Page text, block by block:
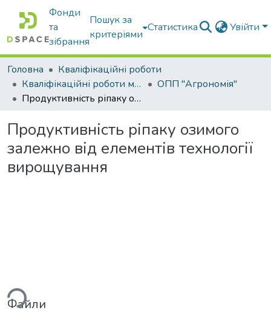
Фонди
та
зібрання
Пошук за
критеріями
Статистика Увійти
Головна
Кваліфікаційні роботи
Кваліфікаційні роботи магістрів
ОПП "Агрономія"
Продуктивність ріпаку озимого залежно від елементів технології вирощування
Продуктивність ріпаку озимого
залежно від елементів технології
вирощування
Файли